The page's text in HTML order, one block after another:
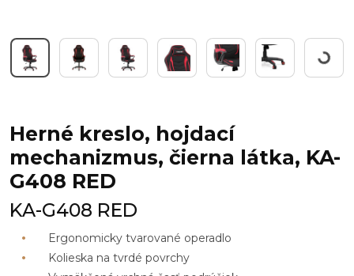
Herné kreslo, hojdací
mechanizmus, čierna látka, KA-
G408 RED
KA-G408 RED
Ergonomicky tvarované operadlo
Kolieska na tvrdé povrchy